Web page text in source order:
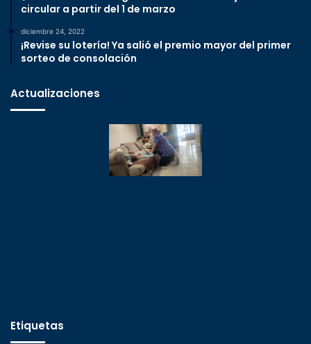
circular a partir del 1 de marzo
diciembre 24, 2022
¡Revise su lotería! Ya salió el premio mayor del primer
sorteo de consolación
Actualizaciones
Etiquetas